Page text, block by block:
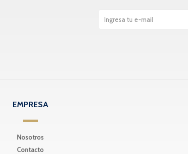
EMPRESA
Nosotros
Contacto